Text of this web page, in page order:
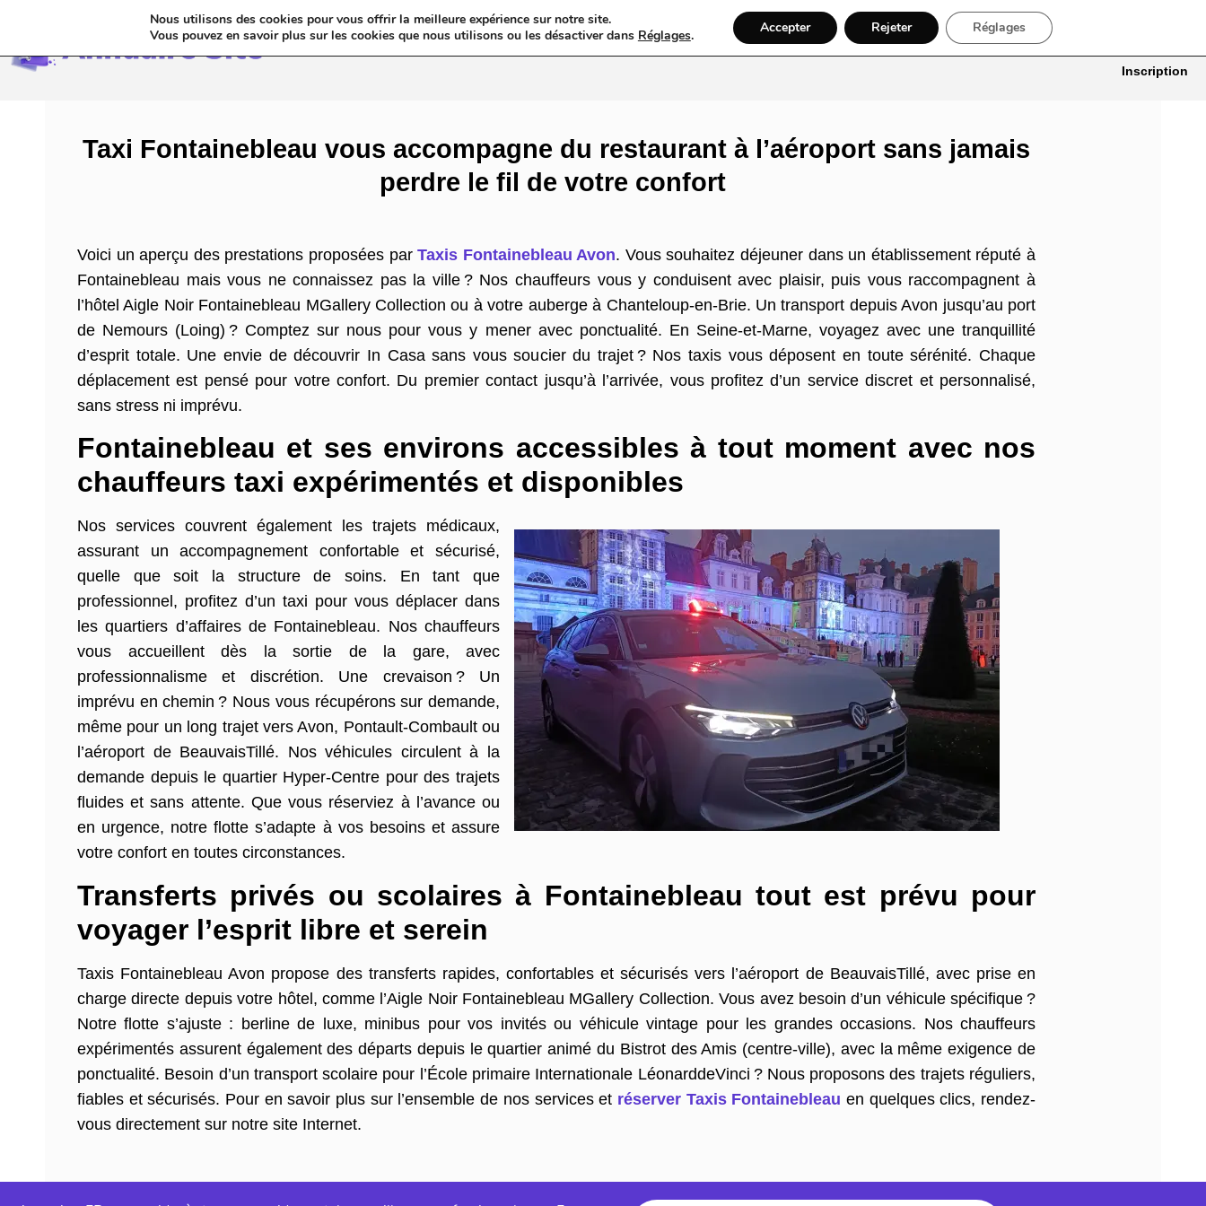
Annuaires & Blogs Web Taxi VTC Ambulance Locations De Voitures Bâtiment, Artisans & Électriciens
Inscription
Taxi Fontainebleau vous accompagne du restaurant à l’aéroport sans jamais
perdre le fil de votre confort
Voici un aperçu des prestations proposées parTaxis Fontainebleau Avon. Vous souhaitez déjeuner dans un établissement réputé à
Fontainebleau mais vous ne connaissez pas la ville ? Nos chauffeurs vous y conduisent avec plaisir, puis vous raccompagnent à
l’hôtel Aigle Noir Fontainebleau MGallery Collection ou à votre auberge à Chanteloup-en-Brie. Un transport depuis Avon jusqu’au port
de Nemours (Loing) ? Comptez sur nous pour vous y mener avec ponctualité. En Seine-et-Marne, voyagez avec une tranquillité
d’esprit totale. Une envie de découvrir In Casa sans vous soucier du trajet ? Nos taxis vous déposent en toute sérénité. Chaque
déplacement est pensé pour votre confort. Du premier contact jusqu’à l’arrivée, vous profitez d’un service discret et personnalisé,
sans stress ni imprévu.
Fontainebleau et ses environs accessibles à tout moment avec nos
chauffeurs taxi expérimentés et disponibles
Nos services couvrent également les trajets médicaux,
assurant un accompagnement confortable et sécurisé,
quelle que soit la structure de soins. En tant que
professionnel, profitez d’un taxi pour vous déplacer dans
les quartiers d’affaires de Fontainebleau. Nos chauffeurs
vous accueillent dès la sortie de la gare, avec
professionnalisme et discrétion. Une crevaison ? Un
imprévu en chemin ? Nous vous récupérons sur demande,
même pour un long trajet vers Avon, Pontault-Combault ou
l’aéroport de BeauvaisTillé. Nos véhicules circulent à la
demande depuis le quartier Hyper-Centre pour des trajets
fluides et sans attente. Que vous réserviez à l’avance ou
en urgence, notre flotte s’adapte à vos besoins et assure
votre confort en toutes circonstances.
Transferts privés ou scolaires à Fontainebleau tout est prévu pour
voyager l’esprit libre et serein
Taxis Fontainebleau Avon propose des transferts rapides, confortables et sécurisés vers l’aéroport de BeauvaisTillé, avec prise en
charge directe depuis votre hôtel, comme l’Aigle Noir Fontainebleau MGallery Collection. Vous avez besoin d’un véhicule spécifique ?
Notre flotte s’ajuste : berline de luxe, minibus pour vos invités ou véhicule vintage pour les grandes occasions. Nos chauffeurs
expérimentés assurent également des départs depuis le quartier animé du Bistrot des Amis (centre-ville), avec la même exigence de
ponctualité. Besoin d’un transport scolaire pour l’École primaire Internationale LéonarddeVinci ? Nous proposons des trajets réguliers,
fiables et sécurisés. Pour en savoir plus sur l’ensemble de nos services et réserver Taxis Fontainebleau en quelques clics, rendez-
vous directement sur notre site Internet.
Nous utilisons des cookies pour vous offrir la meilleure expérience sur notre site.
Vous pouvez en savoir plus sur les cookies que nous utilisons ou les désactiver dans Réglages. Accepter Rejeter Réglages